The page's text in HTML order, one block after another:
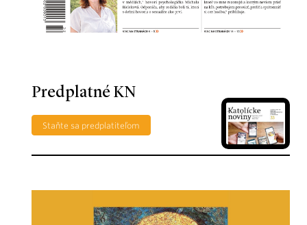
Predplatné KN
Staňte sa predplatiteľom